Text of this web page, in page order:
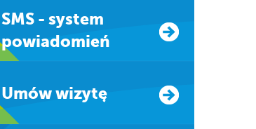
SMS - system
powiadomień
Umów wizytę